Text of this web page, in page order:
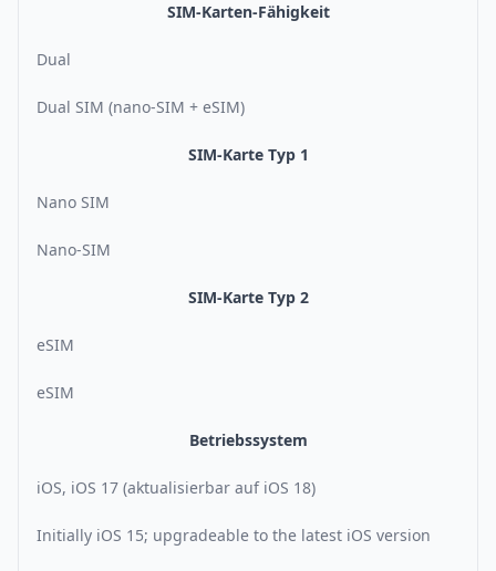
SIM-Karten-Fähigkeit
Dual
Dual SIM (nano-SIM + eSIM)
SIM-Karte Typ 1
Nano SIM
Nano-SIM
SIM-Karte Typ 2
eSIM
eSIM
Betriebssystem
iOS, iOS 17 (aktualisierbar auf iOS 18)
Initially iOS 15; upgradeable to the latest iOS version